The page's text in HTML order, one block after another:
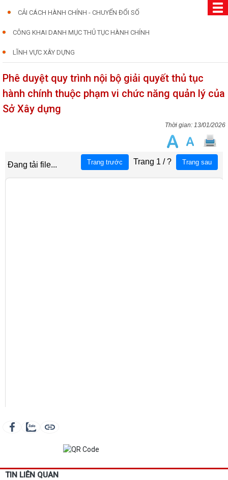
CẢI CÁCH HÀNH CHÍNH - CHUYỂN ĐỔI SỐ
CÔNG KHAI DANH MỤC THỦ TỤC HÀNH CHÍNH
LĨNH VỰC XÂY DỰNG
Phê duyệt quy trình nội bộ giải quyết thủ tục
hành chính thuộc phạm vi chức năng quản lý của
Sở Xây dựng
13/01/2026
TIN LIÊN QUAN